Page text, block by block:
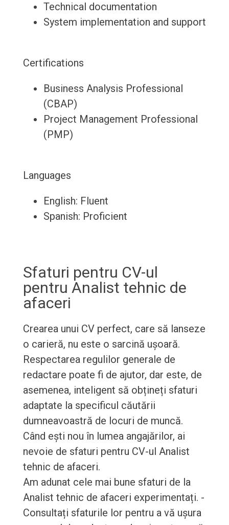
Technical documentation
System implementation and support
Certifications
Business Analysis Professional
(CBAP)
Project Management Professional
(PMP)
Languages
English: Fluent
Spanish: Proficient
Sfaturi pentru CV-ul
pentru Analist tehnic de
afaceri
Crearea unui CV perfect, care să lanseze
o carieră, nu este o sarcină ușoară.
Respectarea regulilor generale de
redactare poate fi de ajutor, dar este, de
asemenea, inteligent să obțineți sfaturi
adaptate la specificul căutării
dumneavoastră de locuri de muncă.
Când ești nou în lumea angajărilor, ai
nevoie de sfaturi pentru CV-ul Analist
tehnic de afaceri.
Am adunat cele mai bune sfaturi de la
Analist tehnic de afaceri experimentați. -
Consultați sfaturile lor pentru a vă ușura